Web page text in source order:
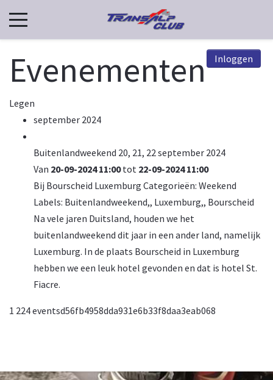
Inloggen
Evenementen
Legen
september 2024
Buitenlandweekend 20, 21, 22 september 2024
Van 20-09-2024 11:00 tot 22-09-2024 11:00
Bij Bourscheid Luxemburg Categorieën: Weekend
Labels: Buitenlandweekend,, Luxemburg,, Bourscheid
Na vele jaren Duitsland, houden we het
buitenlandweekend dit jaar in een ander land, namelijk
Luxemburg. In de plaats Bourscheid in Luxemburg
hebben we een leuk hotel gevonden en dat is hotel St.
Fiacre.
1 224eventsd56fb4958dda931e6b33f8daa3eab068